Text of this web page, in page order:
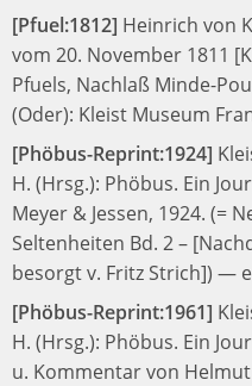
[Pfuel:1812] Heinrich von
vom 20. November 1811
Pfuels, Nachlaß Minde-
(Oder): Kleist Museum
[Phöbus-Reprint:1924]
H. (Hrsg.): Phöbus. Ein
Meyer & Jessen, 1924. (=
Seltenheiten Bd. 2 –
besorgt v. Fritz Strich]) —
[Phöbus-Reprint:1961]
H. (Hrsg.): Phöbus. Ein
u. Kommentar von